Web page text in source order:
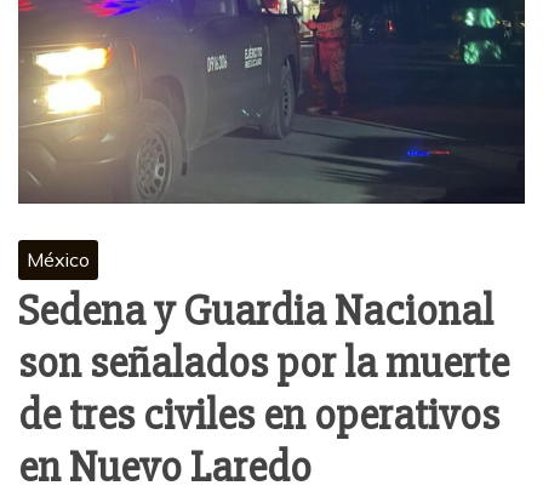
México
Sedena y Guardia Nacional
son señalados por la muerte
de tres civiles en operativos
en Nuevo Laredo